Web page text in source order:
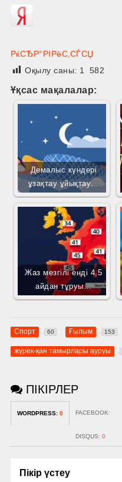
РќСЂР°РІРёС‚СЃСЏ
Оқылу саны: 1 582
Ұқсас мақалалар:
Демалыс күндері
ұзақтау ұйықтау…
Жаз мезгілі енді 4,5
айдан тұруы…
Спорт 60 Ғылым 153
жүрек-қан тамырлары ауруы
ПІКІРЛЕР
WORDPRESS: 0 FACEBOOK:
DISQUS: 0
Пікір үстеу